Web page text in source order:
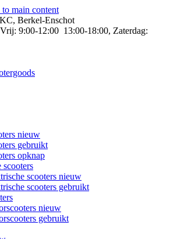
to main content
Berkel-Enschot
9:00-12:00 13:00-18:00, Zaterdag:
nieuw
gebruikt
opknap
scooters
scooters nieuw
scooters gebruikt
nieuw
gebruikt